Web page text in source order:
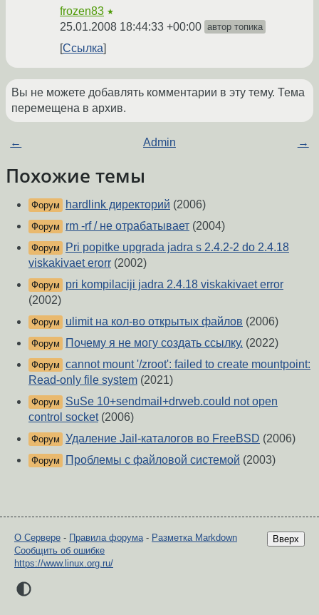
frozen83 ★
25.01.2008 18:44:33 +00:00 автор топика
Ссылка
Вы не можете добавлять комментарии в эту тему. Тема
перемещена в архив.
← Admin →
Похожие темы
Форум hardlink директорий (2006)
Форум rm -rf / не отрабатывает (2004)
Форум
Pri popitke upgrada jadra s 2.4.2-2 do 2.4.18
viskakivaet erorr (2002)
Форум
pri kompilaciji jadra 2.4.18 viskakivaet error
(2002)
Форум ulimit на кол-во открытых файлов (2006)
Форум Почему я не могу создать ссылку. (2022)
Форум cannot mount '/zroot': failed to create mountpoint:
Read-only file system (2021)
Форум
SuSe 10+sendmail+drweb.сould not open
control socket(2006)
Форум Удаление Jail-каталогов во FreeBSD (2006)
Форум Проблемы с файловой системой (2003)
Вверх
О Сервере - Правила форума- Разметка Markdown
Сообщить об ошибке
https://www.linux.org.ru/